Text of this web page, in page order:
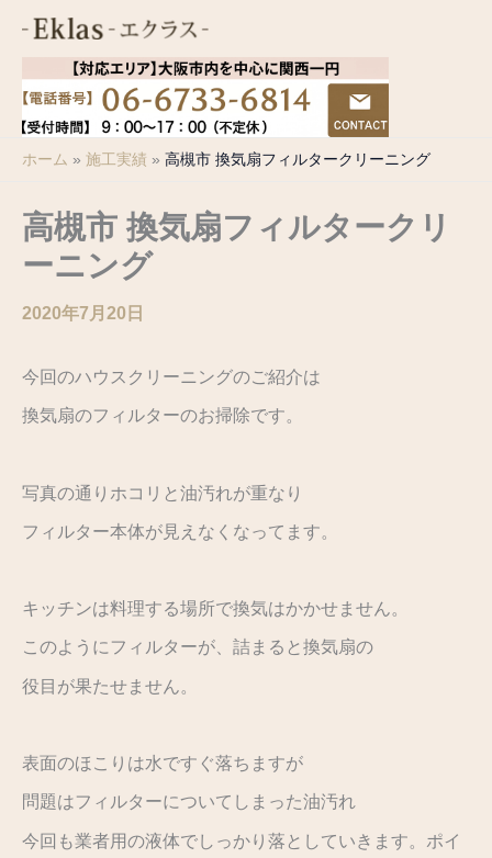
ホーム 施工実績 高槻市 換気扇フィルタークリーニング
高槻市 換気扇フィルタークリ
ーニング
2020年7月20日
今回のハウスクリーニングのご紹介は
換気扇のフィルターのお掃除です。
写真の通りホコリと油汚れが重なり
フィルター本体が見えなくなってます。
キッチンは料理する場所で換気はかかせません。
このようにフィルターが、詰まると換気扇の
役目が果たせません。
表面のほこりは水ですぐ落ちますが
問題はフィルターについてしまった油汚れ
今回も業者用の液体でしっかり落としていきます。ポイ